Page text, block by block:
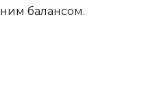
балансом.